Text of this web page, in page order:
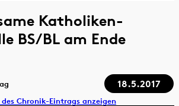
Katholiken-
BS/BL am Ende
18.5.2017
Chronik-Eintrags anzeigen